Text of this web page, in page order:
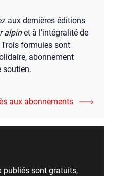
aux dernières éditions
alpinet à l’intégralité de
formules sont
abonnement
soutien.
aux abonnements
publiés sont gratuits,